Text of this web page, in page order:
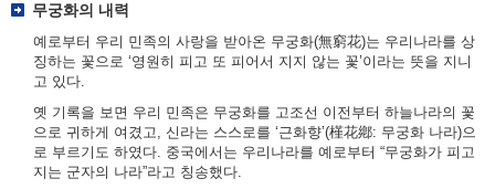
무궁화의 내력
예로부터 우리 민족의 사랑을 받아온 무궁화(無窮花)는 우리나라를 상
징하는 꽃으로 ‘영원히 피고 또 피어서 지지 않는 꽃’이라는 뜻을 지니
고 있다.
옛 기록을 보면 우리 민족은 무궁화를 고조선 이전부터 하늘나라의 꽃
으로 귀하게 여겼고, 신라는 스스로를 ‘근화향’(槿花鄕: 무궁화 나라)으
로 부르기도 하였다. 중국에서는 우리나라를 예로부터 “무궁화가 피고
지는 군자의 나라”라고 칭송했다.